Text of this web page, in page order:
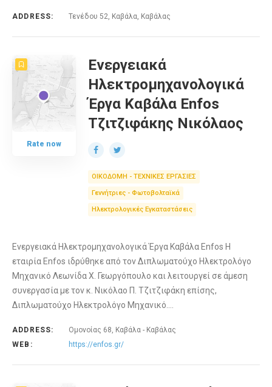
ADDRESS: Τενέδου 52, Καβάλα, Καβάλας
Rate now
Ενεργειακά
Ηλεκτρομηχανολογικά
Έργα Καβάλα Enfos
Τζιτζιφάκης Νικόλαος
ΟΙΚΟΔΟΜΗ - ΤΕΧΝΙΚΕΣ ΕΡΓΑΣΙΕΣ
Γεννήτριες - Φωτοβολταϊκά
Ηλεκτρολογικές Εγκαταστάσεις
Ενεργειακά Ηλεκτρομηχανολογικά Έργα Καβάλα Enfos Η
εταιρία Enfos ιδρύθηκε από τον Διπλωματούχο Ηλεκτρολόγο
Μηχανικό Λεωνίδα Χ. Γεωργόπουλο και λειτουργεί σε άμεση
συνεργασία με τον κ. Νικόλαο Π. Τζιτζιφάκη επίσης,
Διπλωματούχο Ηλεκτρολόγο Μηχανικό.…
ADDRESS:
Ομονοίας 68, Καβάλα - Καβάλας
WEB:
https://enfos.gr/